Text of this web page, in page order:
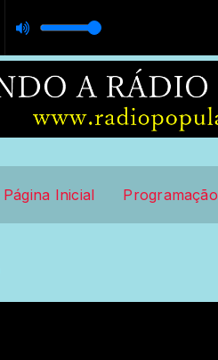
Página Inicial Programação